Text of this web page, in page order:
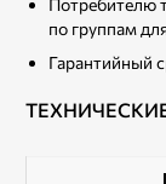
Потребителю
по группам
Гарантийный